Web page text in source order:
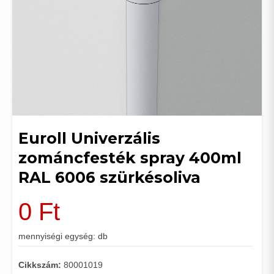
Euroll Univerzális
zománcfesték spray 400ml
RAL 6006 szürkésoliva
0 Ft
mennyiségi egység: db
Cikkszám: 80001019